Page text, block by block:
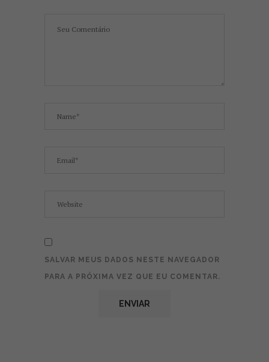
SALVAR MEUS DADOS NESTE NAVEGADOR
PARA A PRÓXIMA VEZ QUE EU COMENTAR.